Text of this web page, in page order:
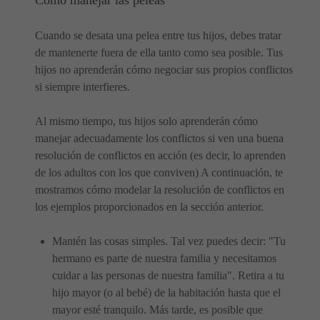
Cuando se desata una pelea entre tus hijos, debes tratar
de mantenerte fuera de ella tanto como sea posible. Tus
hijos no aprenderán cómo negociar sus propios conflictos
si siempre interfieres.
Al mismo tiempo, tus hijos solo aprenderán cómo
manejar adecuadamente los conflictos si ven una buena
resolución de conflictos en acción (es decir, lo aprenden
de los adultos con los que conviven) A continuación, te
mostramos cómo modelar la resolución de conflictos en
los ejemplos proporcionados en la sección anterior.
Mantén las cosas simples. Tal vez puedes decir: "Tu
hermano es parte de nuestra familia y necesitamos
cuidar a las personas de nuestra familia". Retira a tu
hijo mayor (o al bebé) de la habitación hasta que el
mayor esté tranquilo. Más tarde, es posible que